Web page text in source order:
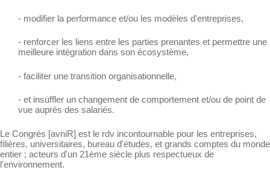
- modifier la performance et/ou les modèles d'entreprises,
- renforcer les liens entre les parties prenantes et permettre une
meilleure intégration dans son écosystème,
- faciliter une transition organisationnelle,
- et insuffler un changement de comportement et/ou de point de
vue auprès des salariés.
Le Congrès [avniR] est le rdv incontournable pour les entreprises,
filières, universitaires, bureau d'études, et grands comptes du monde
entier ; acteurs d'un 21ème siècle plus respectueux de
l'environnement.